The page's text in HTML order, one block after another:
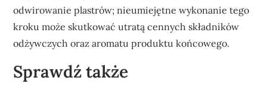
odwirowanie plastrów; nieumiejętne wykonanie tego
kroku może skutkować utratą cennych składników
odżywczych oraz aromatu produktu końcowego.
Sprawdź także